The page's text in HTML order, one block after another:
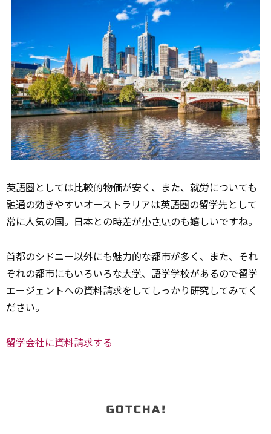
英語圏としては比較的物価が安く、また、就労についても
融通の効きやすいオーストラリアは英語圏の留学先として
常に人気の国。日本との時差が小さいのも嬉しいですね。
首都のシドニー以外にも魅力的な都市が多く、また、それ
ぞれの都市にもいろいろな大学、語学学校があるので留学
エージェントへの資料請求をしてしっかり研究してみてく
ださい。
留学会社に資料請求する